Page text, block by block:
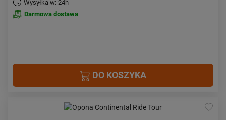
Wysyłka w: 24h
Darmowa dostawa
DO KOSZYKA